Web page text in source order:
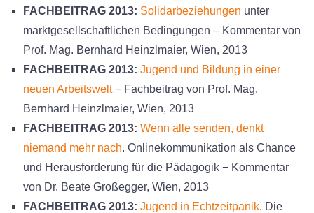
FACHBEITRAG 2013: Solidarbeziehungen unter
marktgesellschaftlichen Bedingungen – Kommentar von
Prof. Mag. Bernhard Heinzlmaier, Wien, 2013
FACHBEITRAG 2013: Jugend und Bildung in einer
neuen Arbeitswelt− Fachbeitrag von Prof. Mag.
Bernhard Heinzlmaier, Wien, 2013
FACHBEITRAG 2013: Wenn alle senden, denkt
niemand mehr nach. Onlinekommunikation als Chance
und Herausforderung für die Pädagogik − Kommentar
von Dr. Beate Großegger, Wien, 2013
FACHBEITRAG 2013: Jugend in Echtzeitpanik. Die